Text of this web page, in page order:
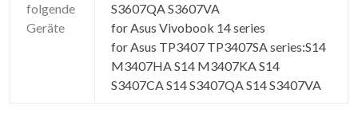
folgende
Geräte
S3607QA S3607VA
for Asus Vivobook 14 series
for Asus TP3407 TP3407SA series:S14
M3407HA S14 M3407KA S14
S3407CA S14 S3407QA S14 S3407VA